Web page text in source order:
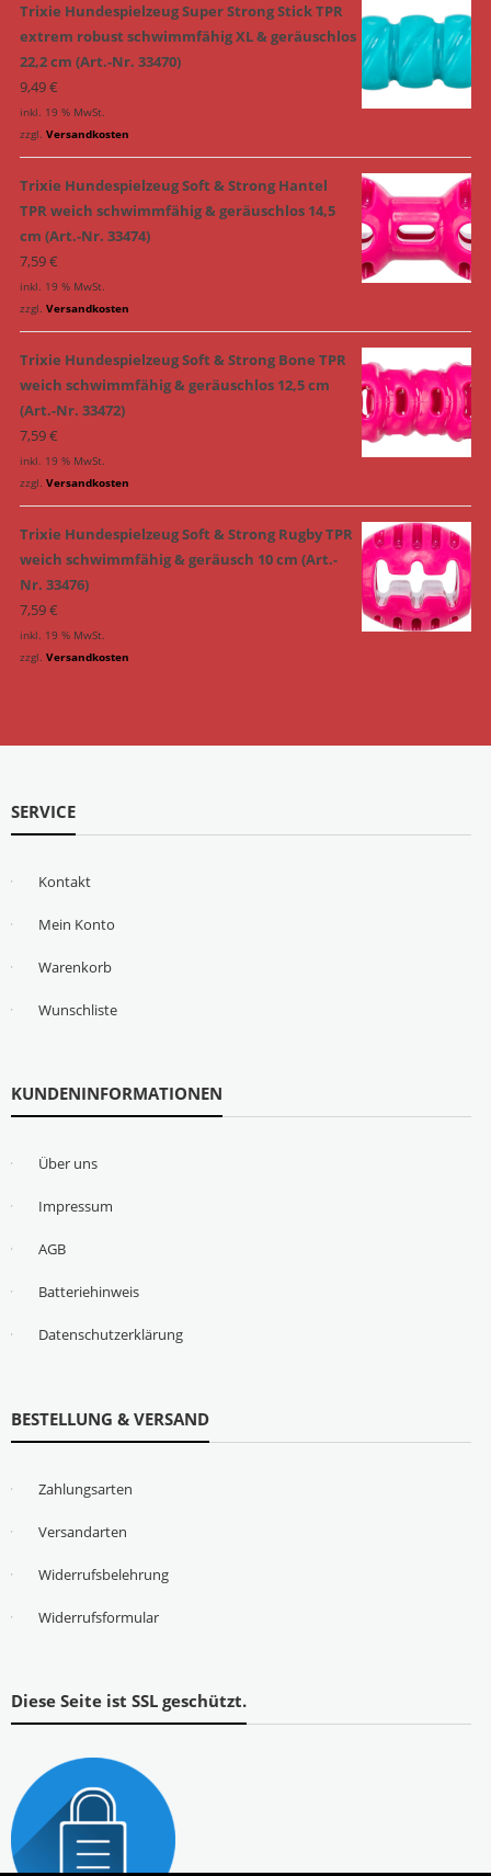
Trixie Hundespielzeug Super Strong Stick TPR
extrem robust schwimmfähig XL & geräuschlos
22,2 cm (Art.-Nr. 33470)
9,49€
inkl. 19 % MwSt.
zzgl. Versandkosten
Trixie Hundespielzeug Soft & Strong Hantel
TPR weich schwimmfähig & geräuschlos 14,5
cm (Art.-Nr. 33474)
7,59€
inkl. 19 % MwSt.
zzgl. Versandkosten
Trixie Hundespielzeug Soft & Strong Bone TPR
weich schwimmfähig & geräuschlos 12,5 cm
(Art.-Nr. 33472)
7,59€
inkl. 19 % MwSt.
zzgl. Versandkosten
Trixie Hundespielzeug Soft & Strong Rugby TPR
weich schwimmfähig & geräusch 10 cm (Art.-
Nr. 33476)
7,59€
inkl. 19 % MwSt.
zzgl. Versandkosten
SERVICE
Kontakt
Mein Konto
Warenkorb
Wunschliste
KUNDENINFORMATIONEN
Über uns
Impressum
AGB
Batteriehinweis
Datenschutzerklärung
BESTELLUNG & VERSAND
Zahlungsarten
Versandarten
Widerrufsbelehrung
Widerrufsformular
Diese Seite ist SSL geschützt.